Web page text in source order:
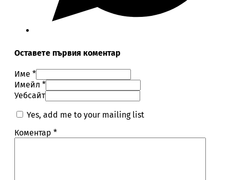
Оставете първия коментар
Име *
Имейл *
Уебсайт
Yes, add me to your mailing list
Коментар *